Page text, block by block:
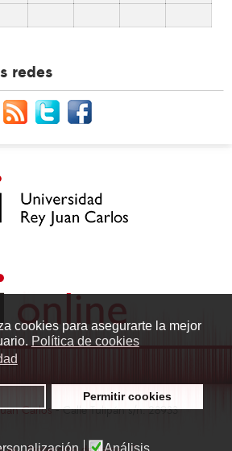
cookies para asegurarte la mejor
Política de cookies
Permitir cookies
Análisis
redes
Carlos- Calle Tulipán s/n. 28933